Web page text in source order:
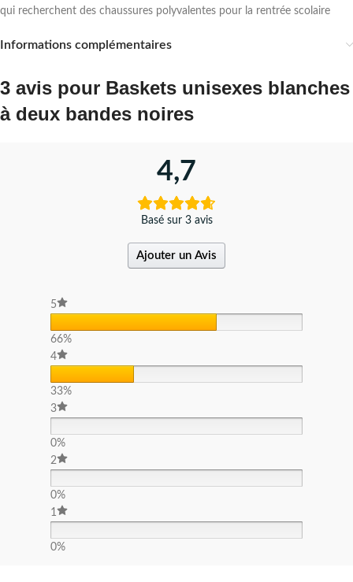
qui recherchent des chaussures polyvalentes pour la rentrée scolaire
Informations complémentaires
3 avis pour Baskets unisexes blanches
à deux bandes noires
4,7
Basé sur 3 avis
Ajouter un Avis
5
66%
4
33%
3
0%
2
0%
1
0%